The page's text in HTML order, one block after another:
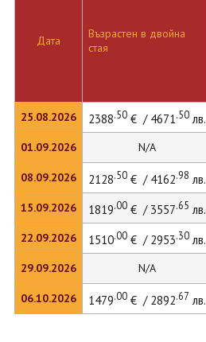
Дата
25.08.2026
01.09.2026
08.09.2026
15.09.2026
22.09.2026
29.09.2026
06.10.2026
Възрастен в двойна
стая
2388.50€ / 4671.50лв.
N/A
2128.50€ / 4162.98 лв.
1819.00€ / 3557.65 лв.
1510.00€ / 2953.30лв.
N/A
1479.00€ / 2892.67 лв.